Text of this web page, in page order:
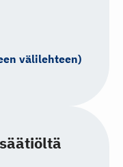
välilehteen)